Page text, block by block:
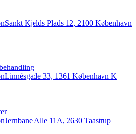
Sankt Kjelds Plads 12, 2100 København
Linnésgade 33, 1361 København K
Jernbane Alle 11A, 2630 Taastrup